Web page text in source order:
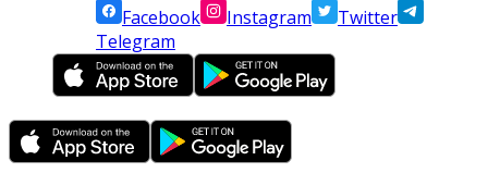
Facebook
Instagram
Twitter
Telegram